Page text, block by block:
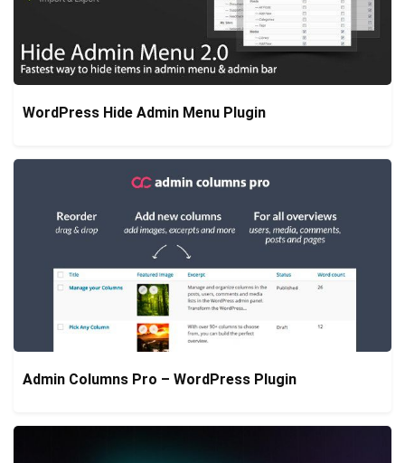
WordPress Hide Admin Menu Plugin
Admin Columns Pro – WordPress Plugin